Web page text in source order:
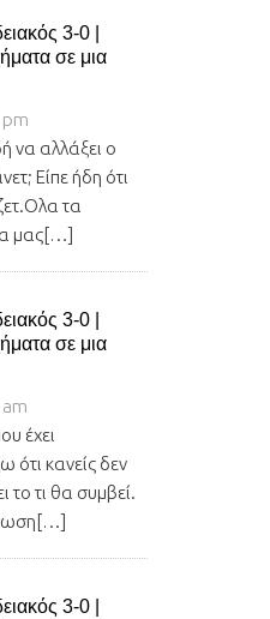
3-0 |
σε μια
pm
να αλλάξει ο
Είπε ήδη ότι
τα
μας[…]
3-0 |
σε μια
am
έχει
ότι κανείς δεν
το τι θα συμβεί.
3-0 |